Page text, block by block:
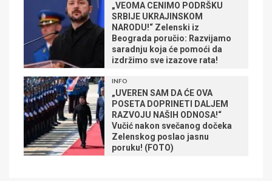
„VEOMA CENIMO PODRŠKU
SRBIJE UKRAJINSKOM
NARODU!“ Zelenski iz
Beograda poručio: Razvijamo
saradnju koja će pomoći da
izdržimo sve izazove rata!
INFO
„UVEREN SAM DA ĆE OVA
POSETA DOPRINETI DALJEM
RAZVOJU NAŠIH ODNOSA!“
Vučić nakon svečanog dočeka
Zelenskog poslao jasnu
poruku! (FOTO)